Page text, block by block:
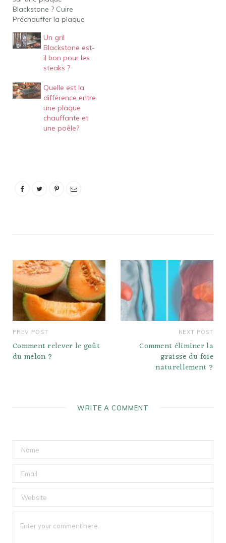
Blackstone ? Cuire
Préchauffer la plaque
F. Placer les steaks sur la
plaque chauffante et
cuire environ 3 minutes
de chaque côté.
retournant, jusqu'à la
cuisson désirée. Repos
Nous vous…
Un gril
Blackstone est-
il bon pour les
steaks ?
Quelle est la
différence entre
une plaque
chauffante et
une poêle?
PREV POST
Comment relever le goût
du melon ?
NEXT POST
Comment éliminer la
graisse du foie
naturellement ?
WRITE A COMMENT